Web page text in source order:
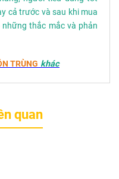
cả trước và sau khi mua
thắc mắc và phản
TRÙNG khác
quan